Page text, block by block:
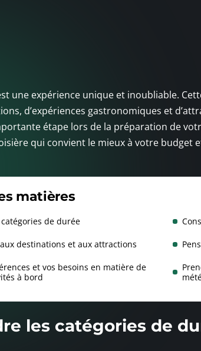
une expérience unique et inoubliable.
d’expériences gastronomiques et
étape lors de la préparation de
qui convient le mieux à votre budget
matières
de durée
destinations et aux attractions
et vos besoins en matière de
à bord
les catégories de